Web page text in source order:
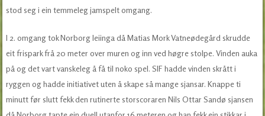
stod seg i ein temmeleg jamspelt omgang.
I 2. omgang tok Norborg leiinga då Matias Mork Vatneødegård skrudde
eit frispark frå 20 meter over muren og inn ved høgre stolpe. Vinden auka
på og det vart vanskeleg å få til noko spel. SIF hadde vinden skrått i
ryggen og hadde initiativet uten å skape så mange sjansar. Knappe ti
minutt før slutt fekk den rutinerte storscoraren Nils Ottar Sandø sjansen